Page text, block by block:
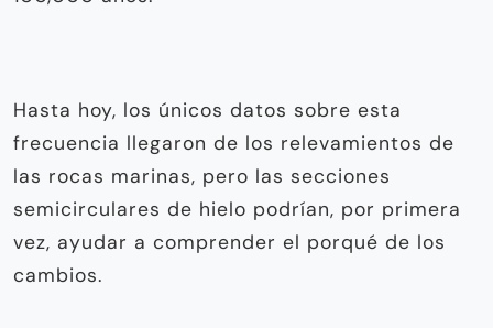
Hasta hoy, los únicos datos sobre esta
frecuencia llegaron de los relevamientos de
las rocas marinas, pero las secciones
semicirculares de hielo podrían, por primera
vez, ayudar a comprender el porqué de los
cambios.